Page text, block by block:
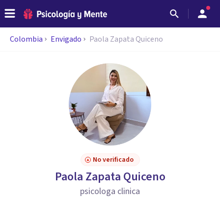
Colombia Envigado Paola Zapata Quiceno
No verificado
Paola Zapata Quiceno
psicologa clinica